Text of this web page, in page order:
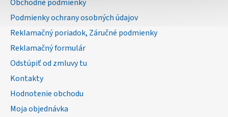
Obchodné podmienky
Podmienky ochrany osobných údajov
Reklamačný poriadok, Záručné podmienky
Reklamačný formulár
Odstúpiť od zmluvy tu
Kontakty
Hodnotenie obchodu
Moja objednávka